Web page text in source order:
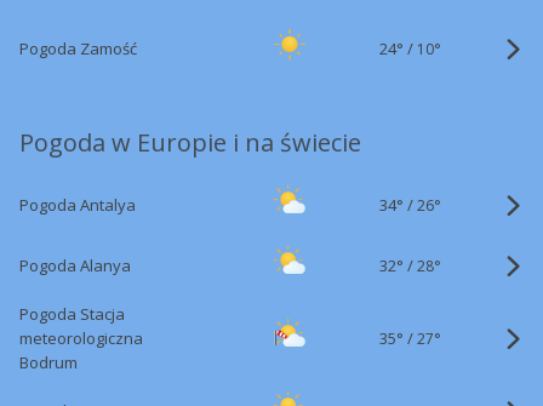
Pogoda Zamość 24° / 10°
Pogoda w Europie i na świecie
Pogoda Antalya 34° /26°
Pogoda Alanya 32° /28°
Pogoda Stacja
meteorologiczna
Bodrum
35° /27°